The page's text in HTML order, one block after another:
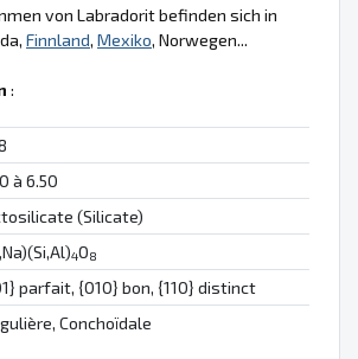
von Labradorit befinden sich in
Finnland, Mexiko, Norwegen...
:
à 6.50
(Silicate)
4O8
parfait, {010} bon, {110} distinct
Conchoïdale